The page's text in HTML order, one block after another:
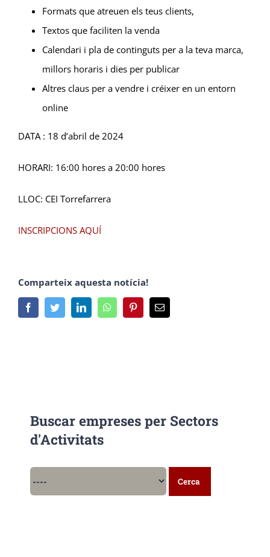
Formats que atreuen els teus clients,
Textos que faciliten la venda
Calendari i pla de continguts per a la teva marca,
millors horaris i dies per publicar
Altres claus per a vendre i créixer en un entorn
online
DATA : 18 d’abril de 2024
HORARI: 16:00 hores a 20:00 hores
LLOC: CEI Torrefarrera
INSCRIPCIONS AQUÍ
Comparteix aquesta notícia!
FacebookTwitterLinkedInWhatsappPinterestEmail
Buscar empreses per Sectors
d'Activitats